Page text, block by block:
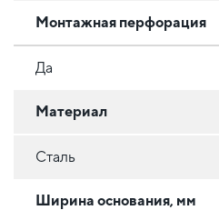
Монтажная перфорация
Да
Материал
Сталь
Ширина основания, мм